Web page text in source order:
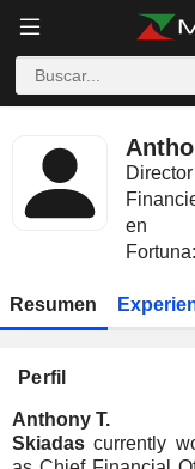
Director
en
Resumen
Perfil
Anthony T.
Skiadas currently